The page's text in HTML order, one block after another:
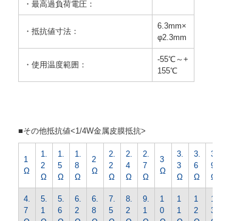
・最高過負荷電圧：
・抵抗値寸法：
6.3mm×
φ2.3mm
・使用温度範囲：
-55℃～+
155℃
■その他抵抗値<1/4W金属皮膜抵抗>
1
Ω
1.
2
Ω
1.
5
Ω
1.
8
Ω
2
Ω
2.
2
Ω
2.
4
Ω
2.
7
Ω
3
Ω
3.
3
Ω
3.
6
Ω
3.
9
Ω
4.
7
5.
1
5.
6
6.
2
6.
8
7.
5
8.
2
9.
1
1
0
1
1
1
2
1
3